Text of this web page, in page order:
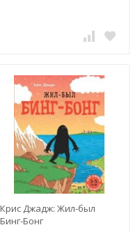
Крис Джадж: Жил-был
Бинг-Бонг